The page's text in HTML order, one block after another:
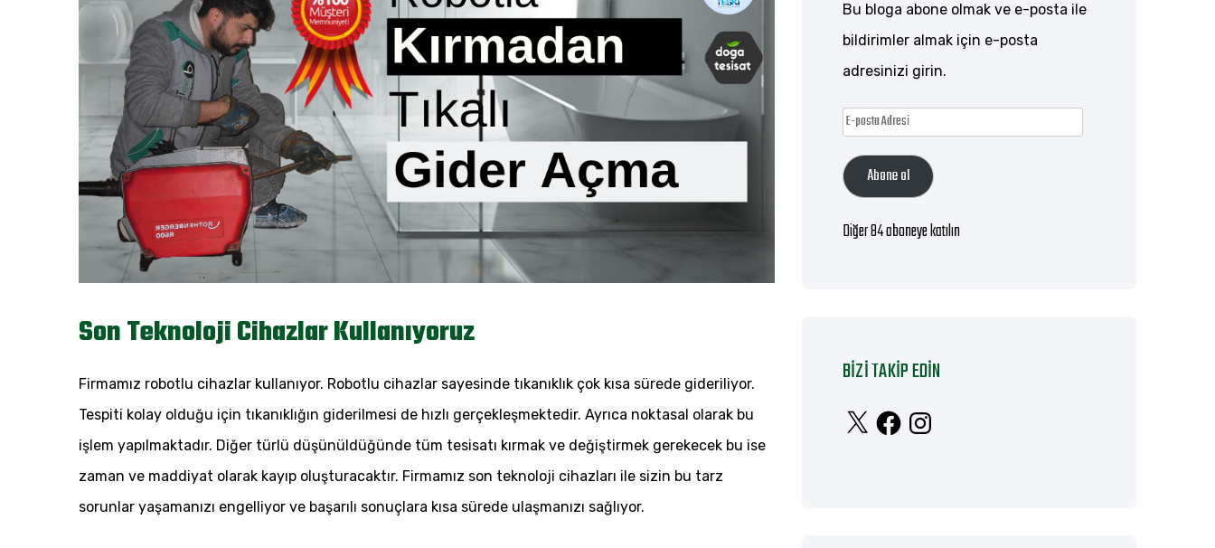
Son Teknoloji Cihazlar Kullanıyoruz
Firmamız robotlu cihazlar kullanıyor. Robotlu cihazlar sayesinde tıkanıklık çok kısa sürede gideriliyor.
Tespiti kolay olduğu için tıkanıklığın giderilmesi de hızlı gerçekleşmektedir. Ayrıca noktasal olarak bu
işlem yapılmaktadır. Diğer türlü düşünüldüğünde tüm tesisatı kırmak ve değiştirmek gerekecek bu ise
zaman ve maddiyat olarak kayıp oluşturacaktır. Firmamız son teknoloji cihazları ile sizin bu tarz
sorunlar yaşamanızı engelliyor ve başarılı sonuçlara kısa sürede ulaşmanızı sağlıyor.
Bu bloga abone olmak ve e-posta ile
bildirimler almak için e-posta
adresinizi girin.
E-
AdresiAbone ol
Diğer 84 aboneye katılın
BIZI TAKIP EDIN
X FacebookInstagram